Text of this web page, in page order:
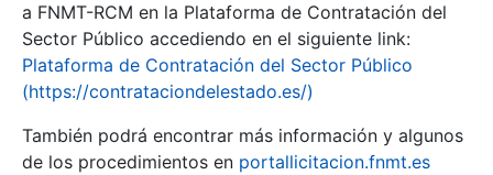
a FNMT-RCM en la Plataforma de Contratación del
Sector Público accediendo en el siguiente link:
Plataforma de Contratación del Sector Público
(https://contrataciondelestado.es/)
También podrá encontrar más información y algunos
de los procedimientos en portallicitacion.fnmt.es